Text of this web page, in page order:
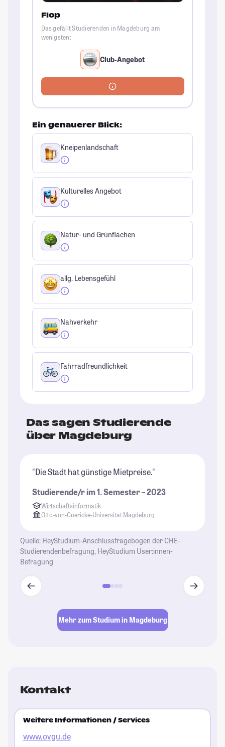
Flop
Das gefällt Studierenden in Magdeburg am
wenigsten:
Club-Angebot
Ein genauerer Blick:
Kneipenlandschaft
Kulturelles Angebot
Natur- und Grünflächen
allg. Lebensgefühl
Nahverkehr
Fahrradfreundlichkeit
Das sagen Studierende
über Magdeburg
"Die Stadt hat günstige Mietpreise."
Studierende/r im 1. Semester – 2023
Wirtschaftsinformatik
Otto-von-Guericke-Universität Magdeburg
Quelle: HeyStudium-Anschlussfragebogen der CHE-
Studierendenbefragung, HeyStudium User:innen-
Befragung
Mehr zum Studium in Magdeburg
Kontakt
Weitere Informationen / Services
www.ovgu.de